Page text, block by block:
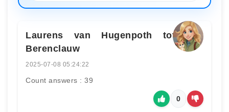
Laurens van Hugenpoth tot den
Berenclauw
2025-07-08 05:24:22
Count answers : 39
0